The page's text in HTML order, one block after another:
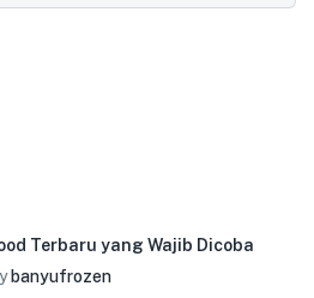
Terbaru yang Wajib Dicoba
banyufrozen